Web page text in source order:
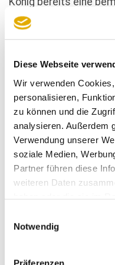
Diese Webseite
Wir verwenden
personalisieren,
zu können und die
analysieren. Außerdem
Verwendung unserer
soziale Medien,
Partner führen diese
weiteren Daten
Notwendig
Sterne-Bewertungen
Pablo C. Gräfrath,
gelebt werden. Die
sind ein klares
Auch das
Auszeichnung als
Kathrin König,
„Unsere
unserer Arbeit – und
diese Auszeichnung
unser Team und